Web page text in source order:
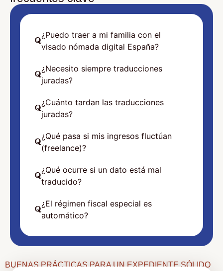
¿Puedo traer a mi familia con el
visado nómada digital España?
¿Necesito siempre traducciones
juradas?
¿Cuánto tardan las traducciones
juradas?
¿Qué pasa si mis ingresos fluctúan
(freelance)?
¿Qué ocurre si un dato está mal
traducido?
¿El régimen fiscal especial es
automático?
BUENAS PRÁCTICAS PARA UN EXPEDIENTE SÓLIDO